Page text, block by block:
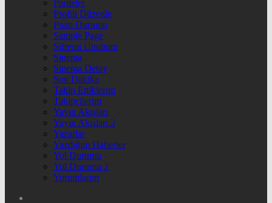
Pariteler
Profili Düzenle
Puan Durumu
Sample Page
Şifremi Unuttum
Sinema
Sinema Detay
Son Dakika
Takip Ettiklerim
Takipçilerim
Yayın Akışları
Yayın Akışları 2
Yazarlar
Yazdığım Haberler
Yol Durumu
Yol Durumu 2
Yorumlarım